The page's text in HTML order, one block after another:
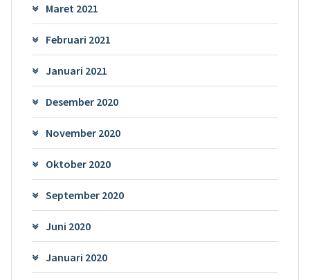
Maret 2021
Februari 2021
Januari 2021
Desember 2020
November 2020
Oktober 2020
September 2020
Juni 2020
Januari 2020